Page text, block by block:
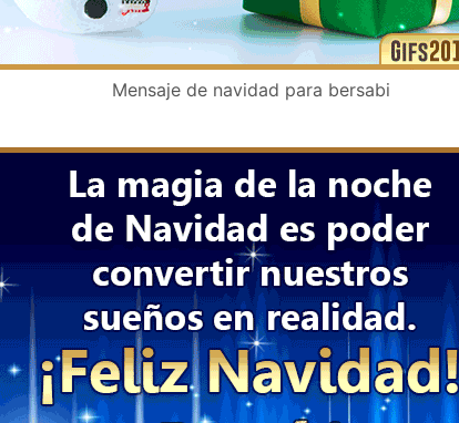
Mensaje de navidad para bersabi